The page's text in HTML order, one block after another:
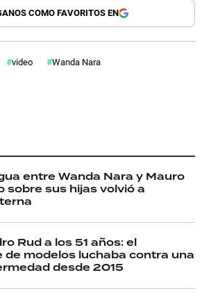
COMO FAVORITOS EN
video Wanda Nara
entre Wanda Nara y Mauro
sobre sus hijas volvió a
Rud a los 51 años: el
modelos luchaba contra una
desde 2015